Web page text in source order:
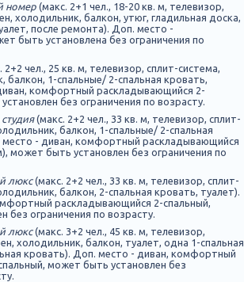
номер (макс. 2+1 чел., 18-20 кв. м, телевизор,
холодильник, балкон, утюг, гладильная доска,
после ремонта). Доп. место -
быть установлена без ограничения по
2+2 чел., 25 кв. м, телевизор, сплит-система,
балкон, 1-спальные/ 2-спальная кровать,
комфортный раскладывающийся 2-
без ограничения по возрасту.
(макс. 2+2 чел., 33 кв. м, телевизор, сплит-
балкон, 1-спальные/ 2-спальная
место - диван, комфортный раскладывающийся
может быть установлен без ограничения по
люкс(макс. 2+2 чел., 33 кв. м, телевизор, сплит-
балкон, 2-спальная кровать, туалет).
раскладывающийся 2-спальный,
без ограничения по возрасту.
люкс(макс. 3+2 чел., 45 кв. м, телевизор,
холодильник, балкон, туалет, одна 1-спальная
кровать). Доп. место - диван, комфортный
может быть установлен без